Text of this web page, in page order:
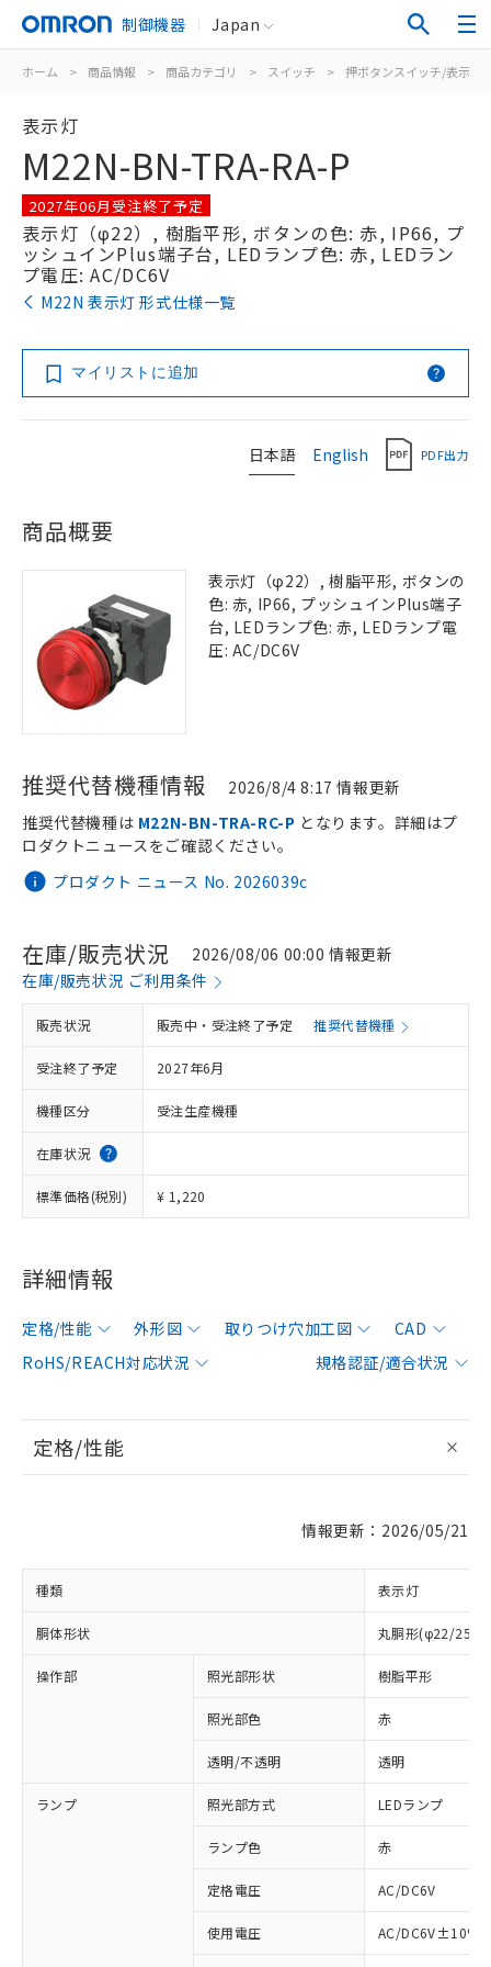
制御機器 Japan
ホーム > 商品情報 > 商品カテゴリ > スイッチ > 押ボタンスイッチ/表示灯
表示灯
M22N-BN-TRA-RA-P
2027年06月受注終了予定
表示灯（φ22）, 樹脂平形, ボタンの色: 赤, IP66, プ
ッシュインPlus端子台, LEDランプ色: 赤, LEDラン
プ電圧: AC/DC6V
M22N 表示灯 形式仕様一覧
マイリストに追加
日本語 English PDF出力
商品概要
表示灯（φ22）, 樹脂平形, ボタンの
色: 赤, IP66, プッシュインPlus端子
台, LEDランプ色: 赤, LEDランプ電
圧: AC/DC6V
推奨代替機種情報 2026/8/4 8:17 情報更新
プロダクト ニュース No. 2026039c
推奨代替機種は M22N-BN-TRA-RC-P となります。詳細はプ
ロダクトニュースをご確認ください。
在庫/販売状況
2026/08/06 00:00 情報更新
在庫/販売状況 ご利用条件
販売状況 販売中・受注終了予定 推奨代替機種
受注終了予定 2027年6月
機種区分 受注生産機種
在庫状況
標準価格(税別) ¥ 1,220
詳細情報
定格/性能 外形図 取りつけ穴加工図
CAD
RoHS/REACH対応状況
規格認証/適合状況
定格/性能
情報更新：2026/05/21
種類 表示灯
胴体形状 丸胴形(φ22/
操作部 照光部形状 樹脂平形
照光部色 赤
透明/不透明 透明
ランプ 照光部方式 LEDランプ
ランプ色 赤
定格電圧 AC/DC6V
使用電圧 AC/DC6V±10%
ご利用条件
以下の条件をお読みいただき、同意のうえ
対応済み：EU RoHS指令（10物質）の
非含有に対応した製品が提供可能な商品で
対応予定：EU RoHS指令（10物質）の非含
有に対応した製品に切り替える予定のある
対応予定なし：EU RoHS指令（10物質）の
非含有に非対応の商品で、対応品を出す予